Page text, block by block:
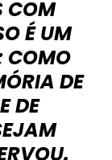
COM
É UM
COMO
DE
DE